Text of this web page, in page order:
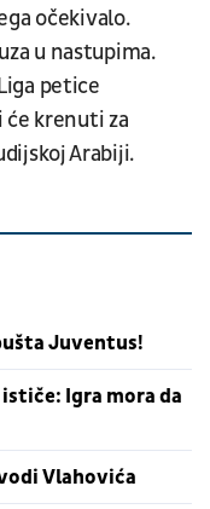
očekivalo.
u nastupima.
petice
će krenuti za
Arabiji.
Juventus!
Igra mora da
Vlahovića